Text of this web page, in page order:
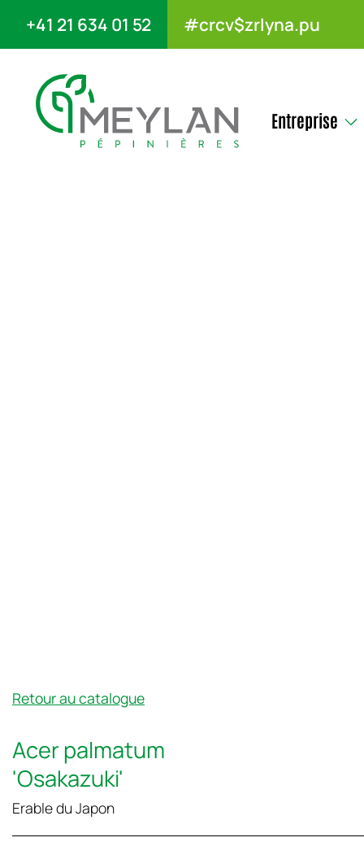
+41 21 634 01 52 #crcv$zrlyna.pu
Entreprise
Retour au catalogue
Acer palmatum
'Osakazuki'
Erable du Japon